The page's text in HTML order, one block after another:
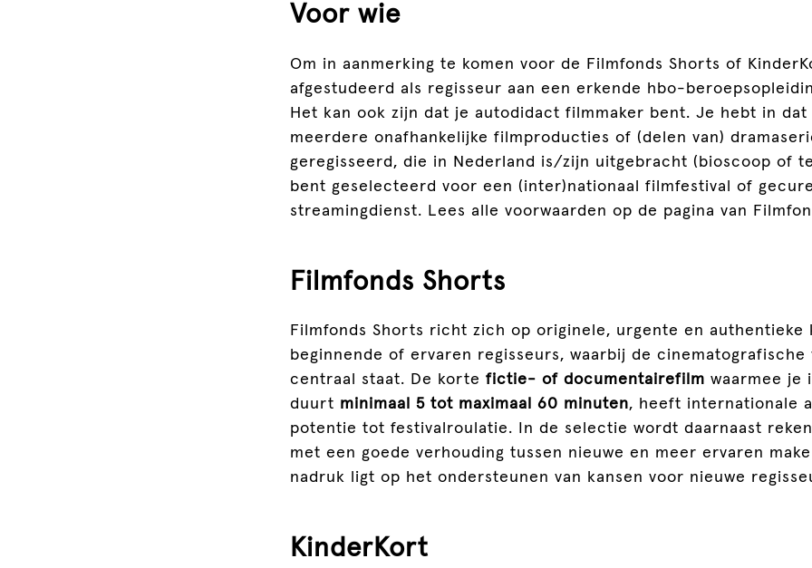
Voor wie
Om in aanmerking te komen voor de Filmfonds Shorts of
afgestudeerd als regisseur aan een erkende hbo-
Het kan ook zijn dat je autodidact filmmaker bent. Je hebt in dat
meerdere onafhankelijke filmproducties of (delen van)
geregisseerd, die in Nederland is/zijn uitgebracht (bioscoop of
bent geselecteerd voor een (inter)nationaal filmfestival of
streamingdienst. Lees alle voorwaarden op de pagina van
Filmfonds Shorts
Filmfonds Shorts richt zich op originele, urgente en authentieke
beginnende of ervaren regisseurs, waarbij de cinematografische
centraal staat. De korte fictie- of documentairefilm waarmee je
duurt minimaal 5 tot maximaal 60 minuten, heeft internationale
potentie tot festivalroulatie. In de selectie wordt daarnaast
met een goede verhouding tussen nieuwe en meer ervaren
nadruk ligt op het ondersteunen van kansen voor nieuwe
KinderKort